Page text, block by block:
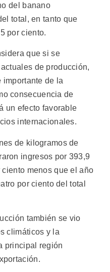
del banano
total, en tanto que
por ciento.
que si se
de producción,
importante de la
consecuencia de
un efecto favorable
internacionales.
de kilogramos de
ingresos por 393,9
menos que el año
por ciento del total
también se vio
climáticos y la
principal región